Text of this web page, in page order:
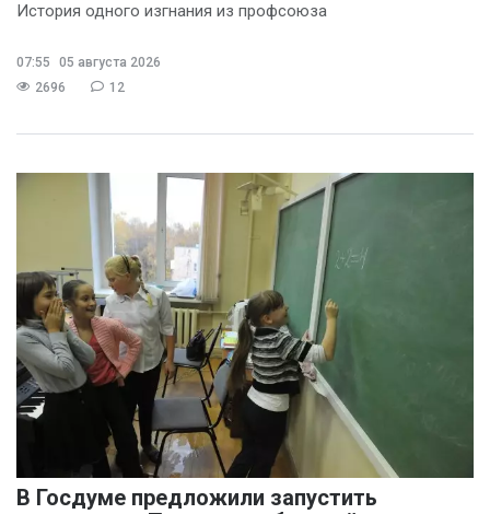
История одного изгнания из профсоюза
07:55
05 августа 2026
2696
12
В Госдуме предложили запустить